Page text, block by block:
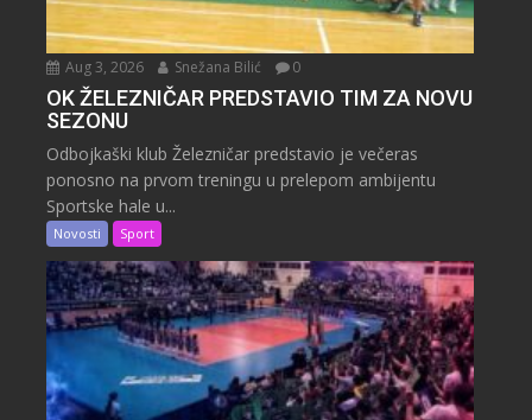
Aug 3, 2026 Snežana Bilić 0
OK ŽELEZNIČAR PREDSTAVIO TIM ZA NOVU
SEZONU
Odbojkaški klub Železničar predstavio je večeras
ponosno na prvom treningu u prelepom ambijentu
Sportske hale u...
Novosti Sport